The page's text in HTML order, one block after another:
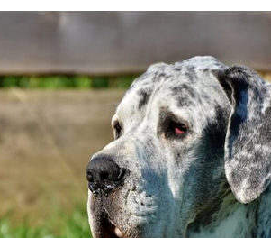
Uygun Bakımı
Kolay 14 Evcil Hayvan
İlgili Ünlü Sözler ve
Atasözleri
03.04.2024
İzmir’deki Hayvan Barınakları
22.05.2020